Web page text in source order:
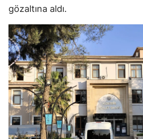
gözaltına aldı.